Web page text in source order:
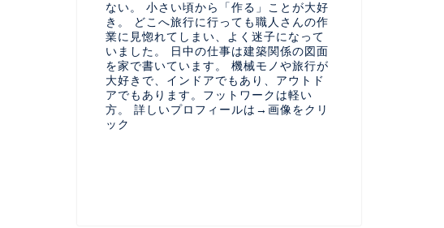
ない。 小さい頃から「作る」ことが大好
き。 どこへ旅行に行っても職人さんの作
業に見惚れてしまい、よく迷子になって
いました。 日中の仕事は建築関係の図面
を家で書いています。 機械モノや旅行が
大好きで、インドアでもあり、アウトド
アでもあります。フットワークは軽い
方。 詳しいプロフィールは→画像をクリ
ック